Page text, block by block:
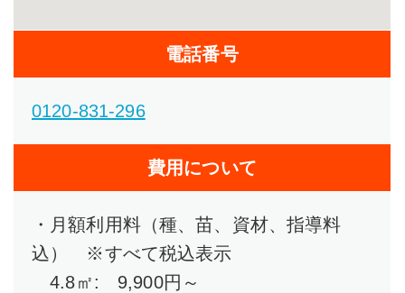
電話番号
0120-831-296
費用について
・月額利用料（種、苗、資材、指導料
込） ※すべて税込表示
4.8㎡: 9,900円～